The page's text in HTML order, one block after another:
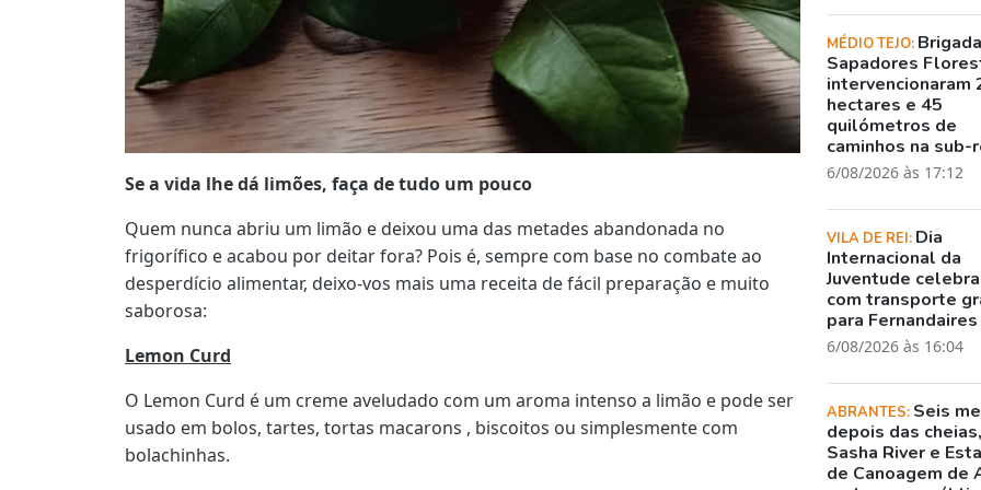
Se a vida lhe dá limões, faça de tudo um pouco
Quem nunca abriu um limão e deixou uma das metades abandonada no
frigorífico e acabou por deitar fora? Pois é, sempre com base no combate ao
desperdício alimentar, deixo-vos mais uma receita de fácil preparação e muito
saborosa:
Lemon Curd
O Lemon Curd é um creme aveludado com um aroma intenso a limão e pode ser
usado em bolos, tartes, tortas macarons , biscoitos ou simplesmente com
bolachinhas.
MÉDIO TEJO:
Sapadores
intervencionaram
hectares e 45
quilómetros de
caminhos na sub-
6/08/2026 às 17:12
VILA DE REI: Dia
Internacional da
Juventude
com transporte
para Fernandaires
6/08/2026 às 16:04
ABRANTES: Seis
depois das
Sasha River e
de Canoagem de